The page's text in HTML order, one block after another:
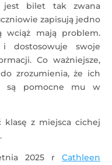
jest bilet tak zwana
zapisują jedno
wciąż mają problem.
dostosowuje swoje
Co ważniejsze,
zrozumienia, że ​​ich
są pomocne mu w
klasę z miejsca cichej
2025 r Cathleen